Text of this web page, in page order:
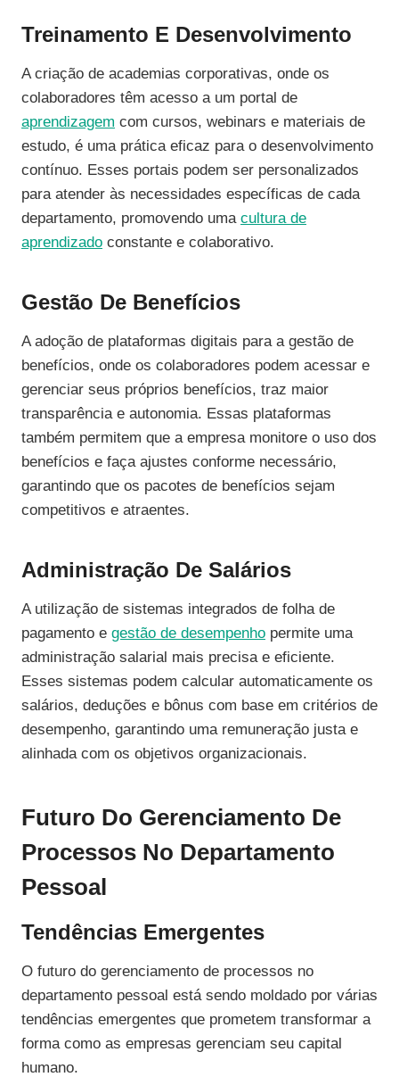
Treinamento E Desenvolvimento
A criação de academias corporativas, onde os
colaboradores têm acesso a um portal de
aprendizagem com cursos, webinars e materiais de
estudo, é uma prática eficaz para o desenvolvimento
contínuo. Esses portais podem ser personalizados
para atender às necessidades específicas de cada
departamento, promovendo uma cultura de
aprendizado constante e colaborativo.
Gestão De Benefícios
A adoção de plataformas digitais para a gestão de
benefícios, onde os colaboradores podem acessar e
gerenciar seus próprios benefícios, traz maior
transparência e autonomia. Essas plataformas
também permitem que a empresa monitore o uso dos
benefícios e faça ajustes conforme necessário,
garantindo que os pacotes de benefícios sejam
competitivos e atraentes.
Administração De Salários
A utilização de sistemas integrados de folha de
pagamento e gestão de desempenho permite uma
administração salarial mais precisa e eficiente.
Esses sistemas podem calcular automaticamente os
salários, deduções e bônus com base em critérios de
desempenho, garantindo uma remuneração justa e
alinhada com os objetivos organizacionais.
Futuro Do Gerenciamento De
Processos No Departamento
Pessoal
Tendências Emergentes
O futuro do gerenciamento de processos no
departamento pessoal está sendo moldado por várias
tendências emergentes que prometem transformar a
forma como as empresas gerenciam seu capital
humano.